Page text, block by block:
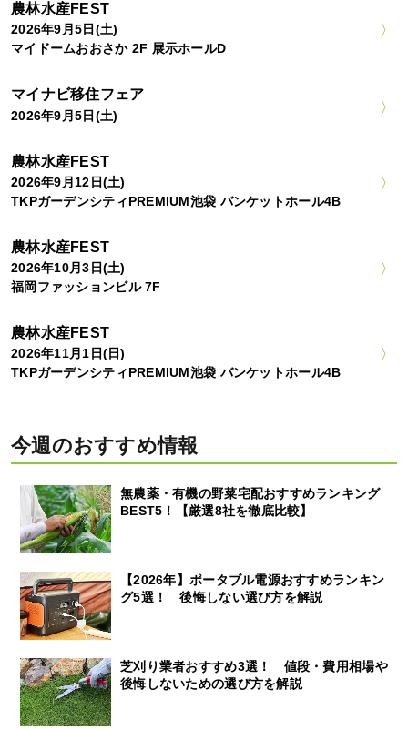
農林水産FEST
2026年9月5日(土)
マイドームおおさか 2F 展示ホールD
マイナビ移住フェア
2026年9月5日(土)
農林水産FEST
2026年9月12日(土)
TKPガーデンシティPREMIUM池袋 バンケットホール4B
農林水産FEST
2026年10月3日(土)
福岡ファッションビル 7F
農林水産FEST
2026年11月1日(日)
TKPガーデンシティPREMIUM池袋 バンケットホール4B
今週のおすすめ情報
無農薬・有機の野菜宅配おすすめランキング
BEST5！【厳選8社を徹底比較】
【2026年】ポータブル電源おすすめランキン
グ5選！ 後悔しない選び方を解説
芝刈り業者おすすめ3選！ 値段・費用相場や
後悔しないための選び方を解説